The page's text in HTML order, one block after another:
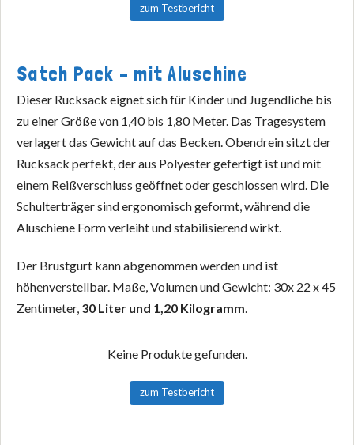
zum Testbericht
Satch Pack – mit Aluschine
Dieser Rucksack eignet sich für Kinder und Jugendliche bis
zu einer Größe von 1,40 bis 1,80 Meter. Das Tragesystem
verlagert das Gewicht auf das Becken. Obendrein sitzt der
Rucksack perfekt, der aus Polyester gefertigt ist und mit
einem Reißverschluss geöffnet oder geschlossen wird. Die
Schulterträger sind ergonomisch geformt, während die
Aluschiene Form verleiht und stabilisierend wirkt.
Der Brustgurt kann abgenommen werden und ist
höhenverstellbar. Maße, Volumen und Gewicht: 30x 22 x 45
Zentimeter, 30 Liter und 1,20 Kilogramm.
Keine Produkte gefunden.
zum Testbericht